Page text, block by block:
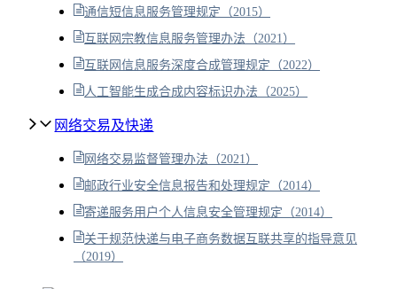
通信短信息服务管理规定（2015）
互联网宗教信息服务管理办法（2021）
互联网信息服务深度合成管理规定（2022）
人工智能生成合成内容标识办法（2025）
网络交易及快递
网络交易监督管理办法（2021）
邮政行业安全信息报告和处理规定（2014）
寄递服务用户个人信息安全管理规定（2014）
关于规范快递与电子商务数据互联共享的指导意见
（2019）